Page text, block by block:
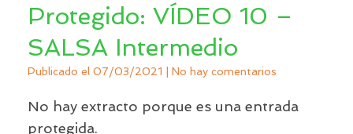
Protegido: VÍDEO 10 –
SALSA Intermedio
Publicado el 07/03/2021 No hay comentarios
No hay extracto porque es una entrada
protegida.